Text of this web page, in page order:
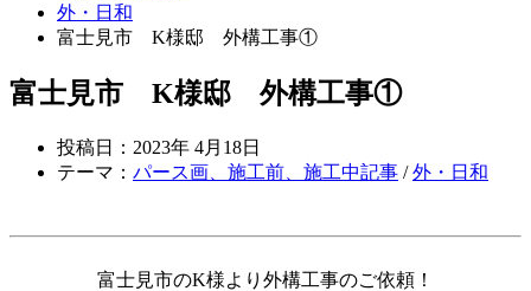
外・日和
富士見市 K様邸 外構工事①
富士見市 K様邸 外構工事①
投稿日：2023年 4月18日
テーマ： パース画、施工前、施工中記事 /外・日和
富士見市のK様より外構工事のご依頼！